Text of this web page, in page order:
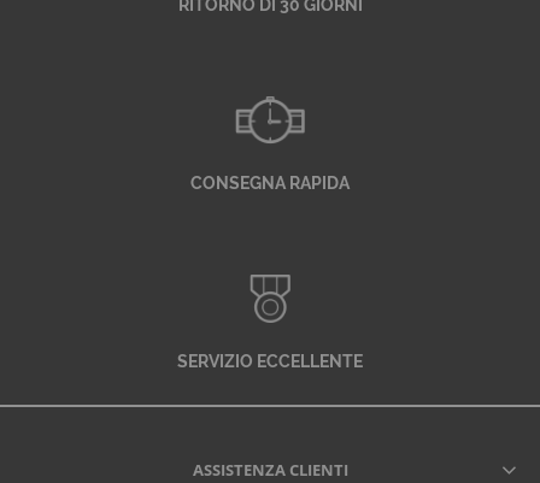
RITORNO DI 30 GIORNI
CONSEGNA RAPIDA
SERVIZIO ECCELLENTE
ASSISTENZA CLIENTI